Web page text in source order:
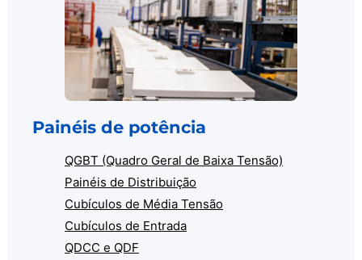
Painéis de potência
QGBT (Quadro Geral de Baixa Tensão)
Painéis de Distribuição
Cubículos de Média Tensão
Cubículos de Entrada
QDCC e QDF